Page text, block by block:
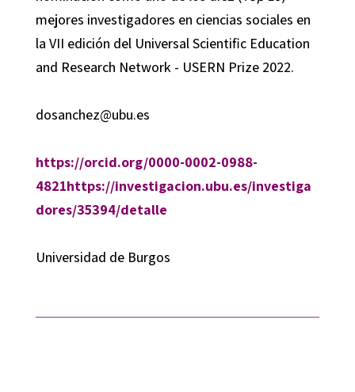
mejores investigadores en ciencias sociales en
la VII edición del Universal Scientific Education
and Research Network - USERN Prize 2022.
dosanchez@ubu.es
https://orcid.org/0000-0002-0988-
4821https://investigacion.ubu.es/investiga
dores/35394/detalle
Universidad de Burgos